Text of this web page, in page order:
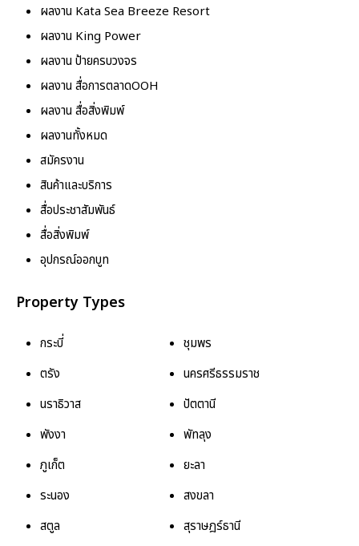
ผลงาน Kata Sea Breeze Resort
ผลงาน King Power
ผลงาน ป้ายครบวงจร
ผลงาน สื่อการตลาดOOH
ผลงาน สื่อสิ่งพิมพ์
ผลงานทั้งหมด
สมัครงาน
สินค้าและบริการ
สื่อประชาสัมพันธ์
สื่อสิ่งพิมพ์
อุปกรณ์ออกบูท
Property Types
กระบี่
ชุมพร
ตรัง
นครศรีธรรมราช
นราธิวาส
ปัตตานี
พังงา
พัทลุง
ภูเก็ต
ยะลา
ระนอง
สงขลา
สตูล
สุราษฎร์ธานี